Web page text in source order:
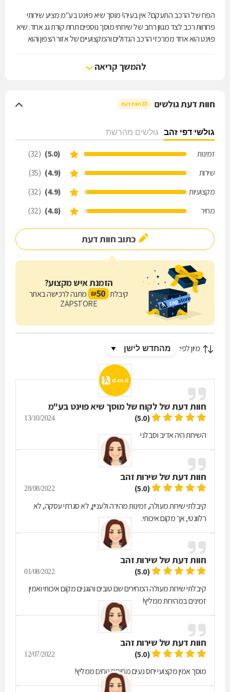
הפח של הרכב התעקם? אין בעיה! מוסך שיא פוינט בע"מ מציע שירותי
פחחות רכב לצד מגוון רחב של שירותי מוסך נוספים תחת קורת גג אחד. שיא
פוינט הוא אחד ממרכזי הרכב הגדולים והמקצועיים של אזור הצפון והוא
הביטוח, ומציע שירות מקצועי ויחס אישי לכל לקוח. אחריות שנתיים על
עבודות פחחות וצבע לרכב! התקשרו עוד היום לקבלת פרטים נוספים.
להמשך קריאה
חוות דעת גולשים 33 חוות דעת
גולשי דפי זהב גולשים מהרשת
זמינות (5.0)
(32)
שירות
(4.9)
(35)
מקצועיות
(4.9)
(32)
מחיר
(4.8)
(32)
כתוב חוות דעת
הזמנת איש מקצוע?
קיבלת 50
₪ מתנה לרכישה באתר
ZAPSTORE
מיון לפי:
חוות דעת של לקוח של מוסך שיא פוינט בע"מ
(5.0)
13/10/2024
השירות היה אדיב וסבלני
חוות דעת של שירות זהב
(5.0)
28/08/2022
קיבלתי שירות מעולה, זמינות מהירה ולעניין, לא סגרתי עסקה, לא
רלוונטי, אך מקום איכותי.
חוות דעת של שירות זהב
(5.0)
01/08/2022
קיבלתי שירות מעולה המחירים שם טובים והוגנים מקום איכותי ואמין
זמינים במהירות ממליץ!
חוות דעת של שירות זהב
(5.0)
12/07/2022
מוסך אמין מקצועי יחס נעים מחירים נוחים ממליץ!